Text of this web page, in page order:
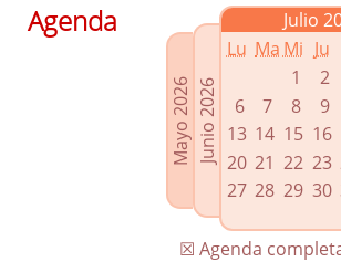
Grupos Políticos
Enlaces relacionados
Agenda de Presidencia
Plenos provinciales y Juntas de gobierno
Oficina de Proyectos Europeos
Mayo 2026Junio 2026
Julio
Lu Ma Mi Ju
1
2
6
7 8 9
13 14 15 16
20 21 22 23
27 28 29 30
☒ Agenda
Agenda